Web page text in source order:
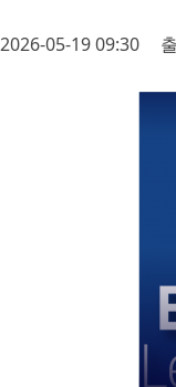
2026-05-19 09:30